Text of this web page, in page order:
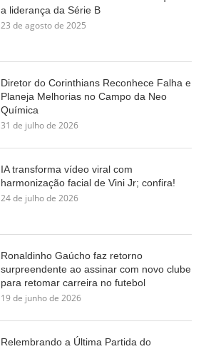
a liderança da Série B
23 de agosto de 2025
Diretor do Corinthians Reconhece Falha e
Planeja Melhorias no Campo da Neo
Química
31 de julho de 2026
IA transforma vídeo viral com
harmonização facial de Vini Jr; confira!
24 de julho de 2026
Ronaldinho Gaúcho faz retorno
surpreendente ao assinar com novo clube
para retomar carreira no futebol
19 de junho de 2026
Relembrando a Última Partida do